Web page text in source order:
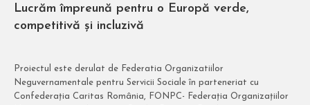
Lucrăm împreună pentru o Europă verde,
competitivă și incluzivă
Proiectul este derulat de Federatia Organizatiilor
Neguvernamentale pentru Servicii Sociale în parteneriat cu
Confederația Caritas România, FONPC- Federația Organizațiilor